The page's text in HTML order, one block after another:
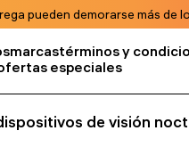
pueden demorarse más de
marcastérminos y
especiales
de visión